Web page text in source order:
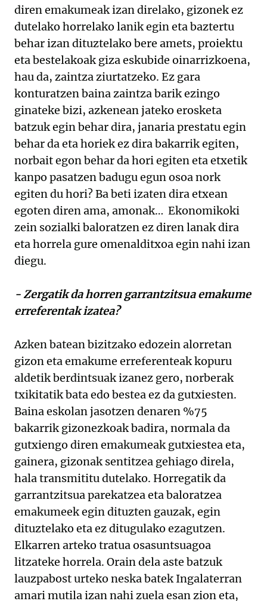
diren emakumeak izan direlako, gizonek ez
dutelako horrelako lanik egin eta baztertu
behar izan dituztelako bere amets, proiektu
eta bestelakoak giza eskubide oinarrizkoena,
hau da, zaintza ziurtatzeko. Ez gara
konturatzen baina zaintza barik ezingo
ginateke bizi, azkenean jateko erosketa
batzuk egin behar dira, janaria prestatu egin
behar da eta horiek ez dira bakarrik egiten,
norbait egon behar da hori egiten eta etxetik
kanpo pasatzen badugu egun osoa nork
egiten du hori? Ba beti izaten dira etxean
egoten diren ama, amonak… Ekonomikoki
zein sozialki baloratzen ez diren lanak dira
eta horrela gure omenalditxoa egin nahi izan
diegu.
- Zergatik da horren garrantzitsua emakume
erreferentak izatea?
Azken batean bizitzako edozein alorretan
gizon eta emakume erreferenteak kopuru
aldetik berdintsuak izanez gero, norberak
txikitatik bata edo bestea ez da gutxiesten.
Baina eskolan jasotzen denaren %75
bakarrik gizonezkoak badira, normala da
gutxiengo diren emakumeak gutxiestea eta,
gainera, gizonak sentitzea gehiago direla,
hala transmititu dutelako. Horregatik da
garrantzitsua parekatzea eta baloratzea
emakumeek egin dituzten gauzak, egin
dituztelako eta ez ditugulako ezagutzen.
Elkarren arteko tratua osasuntsuagoa
litzateke horrela. Orain dela aste batzuk
lauzpabost urteko neska batek Ingalaterran
amari mutila izan nahi zuela esan zion eta,